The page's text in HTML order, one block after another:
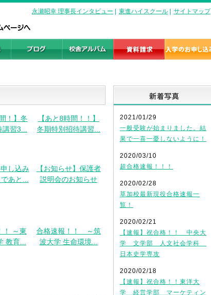
永瀬昭幸 理事長インタビュー 東進ハイスクール サイトマップ
！】冬
習3...
【あと8時間！！】
冬期特別招待講習...
し込み
あと...
【お知らせ】保護者
説明会のお知らせ
！ ～東
教育...
合格速報！！ ～筑
波大学 生命環境...
2021/01/29
一般受験が始まりました。結
果で一喜一憂しないように！
2020/03/10
超合格速報！！！
2020/02/28
草加校最新現役合格速報一
覧！
2020/02/21
【速報】祝合格！！ 中央大
学 文学部 人文社会学科
日本史学専攻
2020/02/18
【速報】祝合格！！東洋大
学 経営学部 マーケティン